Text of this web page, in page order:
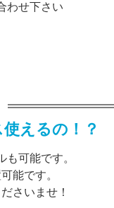
わせ下さい
えるの！？
可能です。
能です。
さいませ！